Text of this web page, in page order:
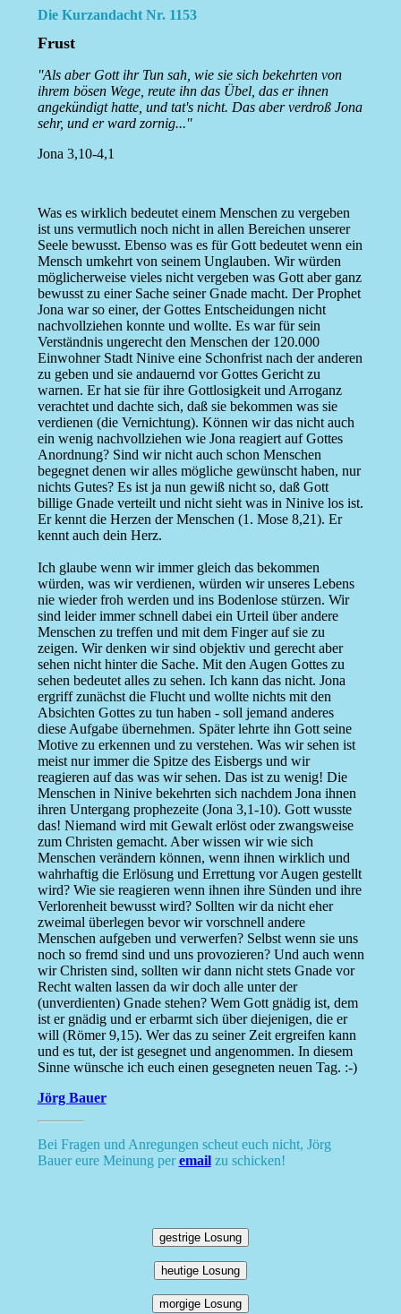
Die Kurzandacht Nr. 1153
Frust
''Als aber Gott ihr Tun sah, wie sie sich bekehrten von
ihrem bösen Wege, reute ihn das Übel, das er ihnen
angekündigt hatte, und tat's nicht. Das aber verdroß Jona
sehr, und er ward zornig...''
Jona 3,10-4,1
Was es wirklich bedeutet einem Menschen zu vergeben
ist uns vermutlich noch nicht in allen Bereichen unserer
Seele bewusst. Ebenso was es für Gott bedeutet wenn ein
Mensch umkehrt von seinem Unglauben. Wir würden
möglicherweise vieles nicht vergeben was Gott aber ganz
bewusst zu einer Sache seiner Gnade macht. Der Prophet
Jona war so einer, der Gottes Entscheidungen nicht
nachvollziehen konnte und wollte. Es war für sein
Verständnis ungerecht den Menschen der 120.000
Einwohner Stadt Ninive eine Schonfrist nach der anderen
zu geben und sie andauernd vor Gottes Gericht zu
warnen. Er hat sie für ihre Gottlosigkeit und Arroganz
verachtet und dachte sich, daß sie bekommen was sie
verdienen (die Vernichtung). Können wir das nicht auch
ein wenig nachvollziehen wie Jona reagiert auf Gottes
Anordnung? Sind wir nicht auch schon Menschen
begegnet denen wir alles mögliche gewünscht haben, nur
nichts Gutes? Es ist ja nun gewiß nicht so, daß Gott
billige Gnade verteilt und nicht sieht was in Ninive los ist.
Er kennt die Herzen der Menschen (1. Mose 8,21). Er
kennt auch dein Herz.
Ich glaube wenn wir immer gleich das bekommen
würden, was wir verdienen, würden wir unseres Lebens
nie wieder froh werden und ins Bodenlose stürzen. Wir
sind leider immer schnell dabei ein Urteil über andere
Menschen zu treffen und mit dem Finger auf sie zu
zeigen. Wir denken wir sind objektiv und gerecht aber
sehen nicht hinter die Sache. Mit den Augen Gottes zu
sehen bedeutet alles zu sehen. Ich kann das nicht. Jona
ergriff zunächst die Flucht und wollte nichts mit den
Absichten Gottes zu tun haben - soll jemand anderes
diese Aufgabe übernehmen. Später lehrte ihn Gott seine
Motive zu erkennen und zu verstehen. Was wir sehen ist
meist nur immer die Spitze des Eisbergs und wir
reagieren auf das was wir sehen. Das ist zu wenig! Die
Menschen in Ninive bekehrten sich nachdem Jona ihnen
ihren Untergang prophezeite (Jona 3,1-10). Gott wusste
das! Niemand wird mit Gewalt erlöst oder zwangsweise
zum Christen gemacht. Aber wissen wir wie sich
Menschen verändern können, wenn ihnen wirklich und
wahrhaftig die Erlösung und Errettung vor Augen gestellt
wird? Wie sie reagieren wenn ihnen ihre Sünden und ihre
Verlorenheit bewusst wird? Sollten wir da nicht eher
zweimal überlegen bevor wir vorschnell andere
Menschen aufgeben und verwerfen? Selbst wenn sie uns
noch so fremd sind und uns provozieren? Und auch wenn
wir Christen sind, sollten wir dann nicht stets Gnade vor
Recht walten lassen da wir doch alle unter der
(unverdienten) Gnade stehen? Wem Gott gnädig ist, dem
ist er gnädig und er erbarmt sich über diejenigen, die er
will (Römer 9,15). Wer das zu seiner Zeit ergreifen kann
und es tut, der ist gesegnet und angenommen. In diesem
Sinne wünsche ich euch einen gesegneten neuen Tag. :-)
Jörg Bauer
Bei Fragen und Anregungen scheut euch nicht, Jörg
Bauer eure Meinung peremailzu schicken!
gestrige Losung
heutige Losung
morgige Losung